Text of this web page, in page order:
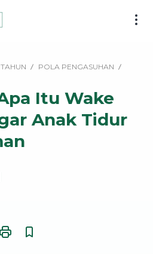
POLA PENGASUHAN
Itu Wake
Anak Tidur